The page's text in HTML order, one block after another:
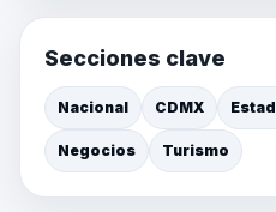
Secciones clave
Nacional CDMX
Negocios Turismo